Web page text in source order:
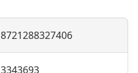
8721288327406
3343693